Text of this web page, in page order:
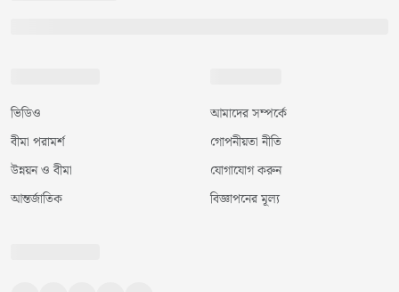
ভিডিও
বীমা পরামর্শ
উন্নয়ন ও বীমা
আন্তর্জাতিক
আমাদের সম্পর্কে
গোপনীয়তা নীতি
যোগাযোগ করুন
বিজ্ঞাপনের মূল্য